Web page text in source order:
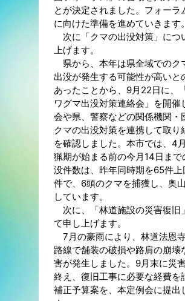
とが決定されました。フォーラ
に向けた準備を進めていきます。
次に「クマの出没対策」につ
上げます。
県から、本年は県全域でのク
出没が発生する可能性が高いと
あったことから、9月22日に、
ワグマ出没対策連絡会」を開催
会や県、警察などの関係機関・
クマの出没対策を連携して取り
を確認しました。本市では、4月
猟期が始まる前の今月14日まで
没件数は、昨年同時期を65件上
件で、6頭のクマを捕獲し、奥
しています。
次に、「林道施設の災害復旧
て申し上げます。
7月の豪雨により、林道法恩
路線で舗装の破損や路肩の崩壊
害が発生しました。9月末に災
終え、復旧工事に必要な経費を
補正予算案を、本定例会に提出